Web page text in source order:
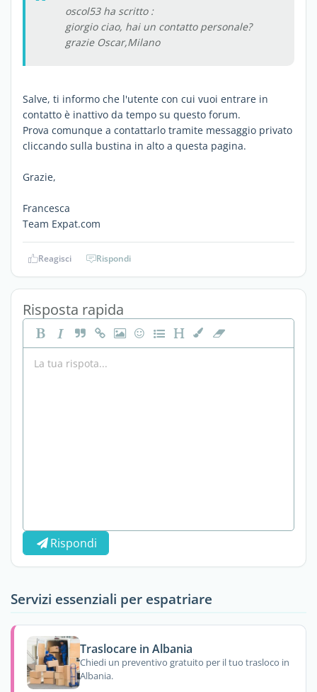
oscol53 ha scritto :
giorgio ciao, hai un contatto personale?
grazie Oscar,Milano
Salve, ti informo che l'utente con cui vuoi entrare in
contatto è inattivo da tempo su questo forum.
Prova comunque a contattarlo tramite messaggio privato
cliccando sulla bustina in alto a questa pagina.
Grazie,
Francesca
Team Expat.com
Reagisci Rispondi
Risposta rapida
Rispondi
Servizi essenziali per espatriare
Traslocare in Albania
Chiedi un preventivo gratuito per il tuo trasloco in
Albania.